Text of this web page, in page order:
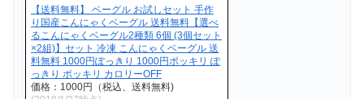
【送料無料】 ベーグル お試しセット 手作
り国産こんにゃくベーグル 送料無料【選べ
るこんにゃくベーグル2種類 6個 (3個セット
×2組)】セット 冷凍 こんにゃくベーグル 送
料無料 1000円ぽっきり 1000円ポッキリ ぽ
っきり ポッキリ カロリーOFF
価格：1000円（税込、送料無料)